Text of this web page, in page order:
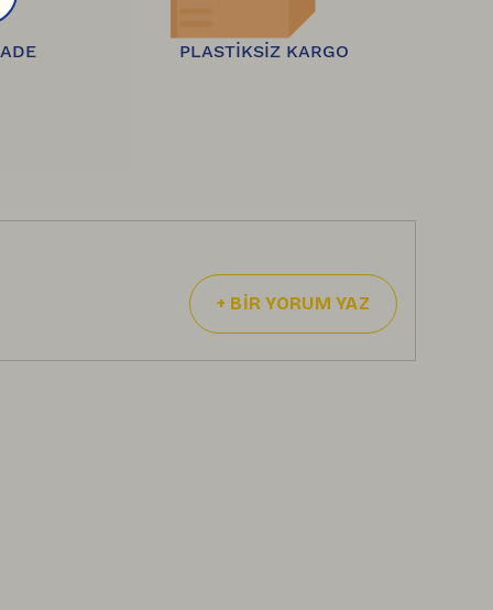
PLASTİKSİZ KARGO
+ BİR YORUM YAZ